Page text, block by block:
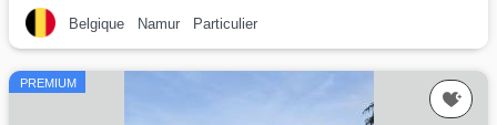
Belgique Namur Particulier
PREMIUM